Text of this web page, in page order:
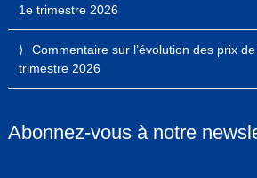
1e trimestre 2026
Commentaire sur l’évolution des prix
trimestre 2026
Abonnez-vous à notre